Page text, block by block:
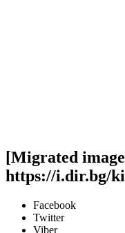
[Migrated
https://i.dir.bg/
Facebook
Twitter
Viber